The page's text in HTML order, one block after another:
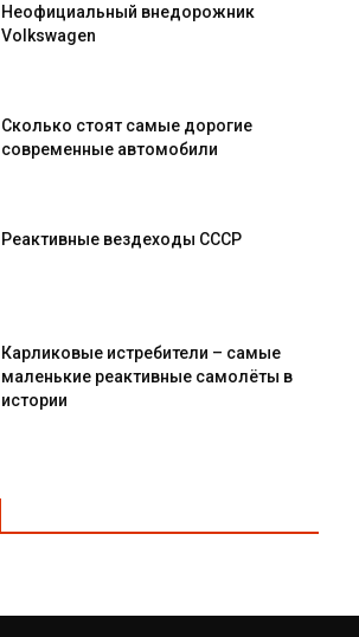
Неофициальный внедорожник
Volkswagen
Сколько стоят самые дорогие
современные автомобили
Реактивные вездеходы СССР
Карликовые истребители – самые
маленькие реактивные самолёты в
истории